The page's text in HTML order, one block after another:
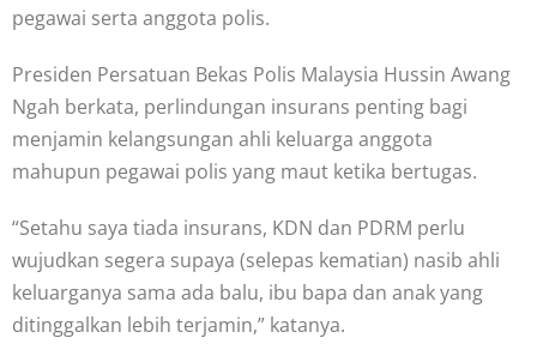
pegawai serta anggota polis.
Presiden Persatuan Bekas Polis Malaysia Hussin Awang
Ngah berkata, perlindungan insurans penting bagi
menjamin kelangsungan ahli keluarga anggota
mahupun pegawai polis yang maut ketika bertugas.
“Setahu saya tiada insurans, KDN dan PDRM perlu
wujudkan segera supaya (selepas kematian) nasib ahli
keluarganya sama ada balu, ibu bapa dan anak yang
ditinggalkan lebih terjamin,” katanya.